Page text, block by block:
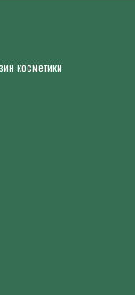
косметики